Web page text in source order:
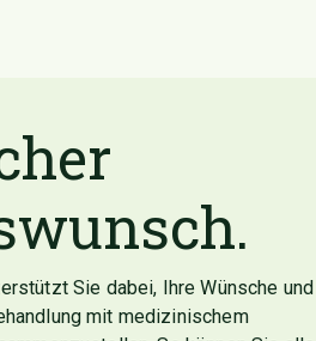
Sie dabei, Ihre Wünsche und
mit medizinischem